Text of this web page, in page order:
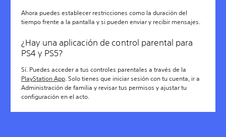
Ahora puedes establecer restricciones como la duración del
tiempo frente a la pantalla y si pueden enviar y recibir mensajes.
¿Hay una aplicación de control parental para
PS4 y PS5?
Sí. Puedes acceder a tus controles parentales a través de la
PlayStation App. Solo tienes que iniciar sesión con tu cuenta, ir a
Administración de familia y revisar tus permisos y ajustar tu
configuración en el acto.